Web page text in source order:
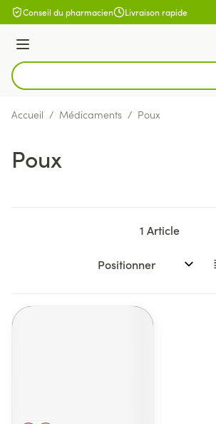
Aller au contenu
Conseil du pharmacien Livraison rapide
Menu
Rechercher
Accueil / Médicaments / Poux
Poux
1 Article
Trier par: